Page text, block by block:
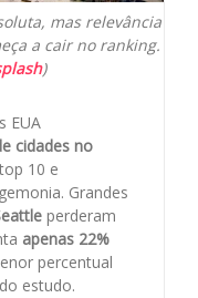
mas relevância
a cair no ranking.
)
EUA
cidades no
10 e
Grandes
perderam
apenas 22%
percentual
estudo.